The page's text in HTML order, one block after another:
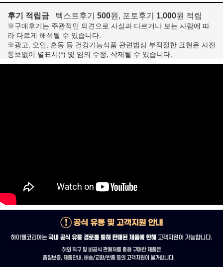
후기 적립금 텍스트후기 500원, 포토후기 1,000원 적립
※구매후기는 주관적인 의견으로 사실과 다르거나 보는 사람에 따
라 다르게 해석될 수 있습니다.
※광고, 오인, 혼동 등 건강기능식품 관련법상 부적절한 표현은 사전
통보없이 별표시(*) 및 임의 수정, 삭제될 수 있습니다.